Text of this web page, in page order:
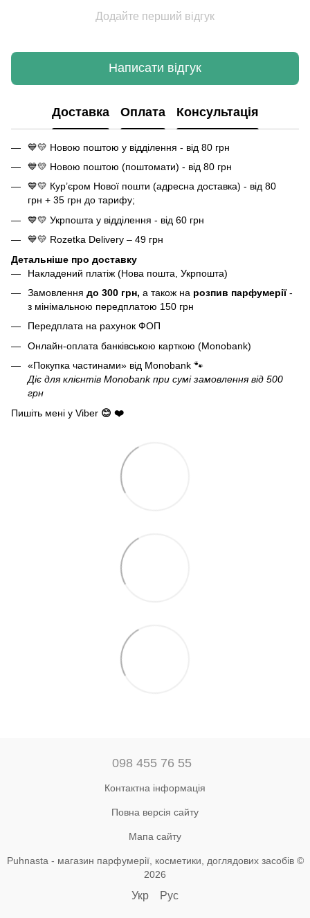
Додайте перший відгук
Написати відгук
Доставка Оплата Консультація
💙💛 Новою поштою у відділення - від 80 грн
💙💛 Новою поштою (поштомати) - від 80 грн
💙💛 Кур’єром Нової пошти (адресна доставка) - від 80
грн + 35 грн до тарифу;
💙💛 Укрпошта у відділення - від 60 грн
💙💛 Rozetka Delivery – 49 грн
Детальніше про доставку
Накладений платіж (Нова пошта, Укрпошта)
Замовлення до 300 грн, а також на розпив парфумерії-
з мінімальною передплатою 150 грн
Передплата на рахунок ФОП
Онлайн-оплата банківською карткою (Monobank)
«Покупка частинами» від Monobank 🐾
Діє для клієнтів Monobank при сумі замовлення від 500
грн
Пишіть мені у Viber 😊 ❤️
098 455 76 55
Контактна інформація
Повна версія сайту
Мапа сайту
Puhnasta - магазин парфумерії, косметики, доглядових засобів ©
2026
Укр Рус